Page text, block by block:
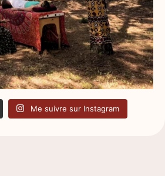
Me suivre sur Instagram